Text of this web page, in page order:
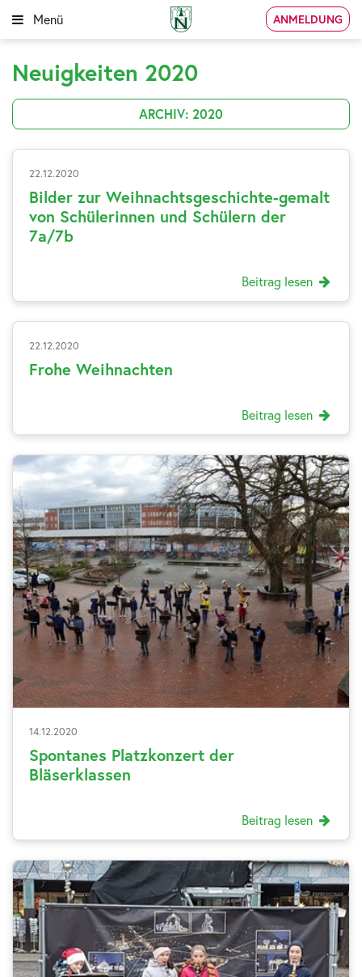
Menü ANMELDUNG
Neuigkeiten 2020
22.12.2020
Bilder zur Weihnachtsgeschichte-gemalt
von Schülerinnen und Schülern der
7a/7b
Beitrag lesen
22.12.2020
Frohe Weihnachten
Beitrag lesen
14.12.2020
Spontanes Platzkonzert der
Bläserklassen
Beitrag lesen
ARCHIV: 2020